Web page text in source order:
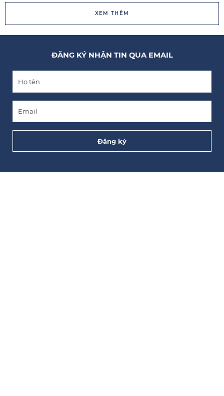
XEM THÊM
ĐĂNG KÝ NHẬN TIN QUA EMAIL
Đăng ký